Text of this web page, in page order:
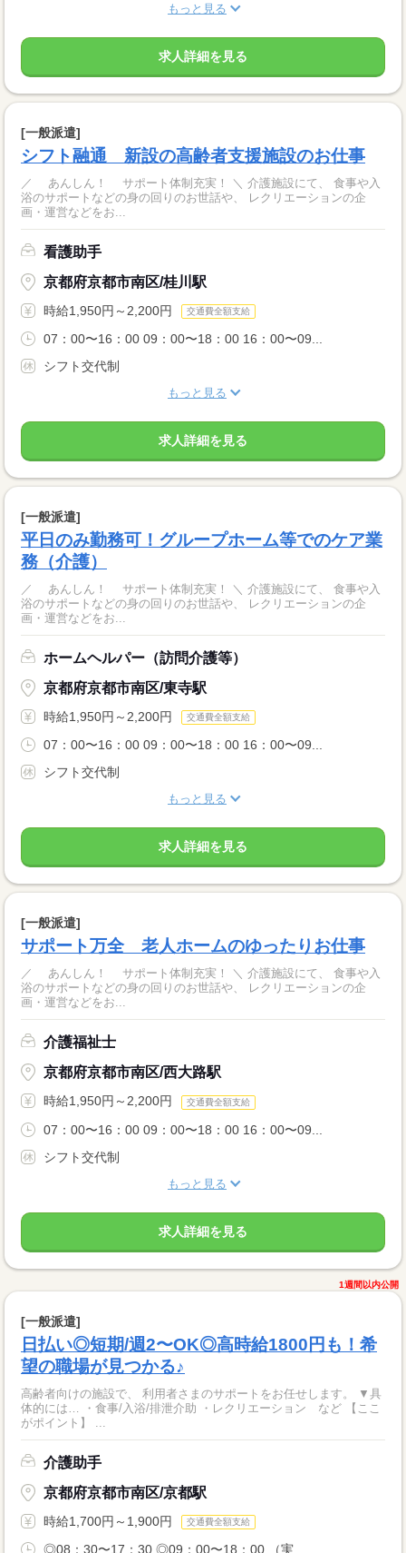
もっと見る
求人詳細を見る
[一般派遣]
シフト融通 新設の高齢者支援施設のお仕事
／ あんしん！ サポート体制充実！ ＼ 介護施設にて、 食事や入
浴のサポートなどの身の回りのお世話や、 レクリエーションの企
画・運営などをお...
看護助手
京都府京都市南区/桂川駅
時給1,950円～2,200円 交通費全額支給
07：00〜16：00 09：00〜18：00 16：00〜09...
シフト交代制
もっと見る
求人詳細を見る
[一般派遣]
平日のみ勤務可！グループホーム等でのケア業
務（介護）
／ あんしん！ サポート体制充実！ ＼ 介護施設にて、 食事や入
浴のサポートなどの身の回りのお世話や、 レクリエーションの企
画・運営などをお...
ホームヘルパー（訪問介護等）
京都府京都市南区/東寺駅
時給1,950円～2,200円 交通費全額支給
07：00〜16：00 09：00〜18：00 16：00〜09...
シフト交代制
もっと見る
求人詳細を見る
[一般派遣]
サポート万全 老人ホームのゆったりお仕事
／ あんしん！ サポート体制充実！ ＼ 介護施設にて、 食事や入
浴のサポートなどの身の回りのお世話や、 レクリエーションの企
画・運営などをお...
介護福祉士
京都府京都市南区/西大路駅
時給1,950円～2,200円 交通費全額支給
07：00〜16：00 09：00〜18：00 16：00〜09...
シフト交代制
もっと見る
求人詳細を見る
1週間以内公開
[一般派遣]
日払い◎短期/週2〜OK◎高時給1800円も！希
望の職場が見つかる♪
高齢者向けの施設で、 利用者さまのサポートをお任せします。 ▼具
体的には… ・食事/入浴/排泄介助 ・レクリエーション など 【ここ
がポイント】 ...
介護助手
京都府京都市南区/京都駅
時給1,700円～1,900円 交通費全額支給
◎08：30〜17：30 ◎09：00〜18：00 （実...